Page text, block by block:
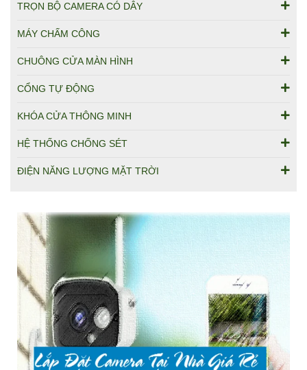
TRỌN BỘ CAMERA CÓ DÂY
MÁY CHẤM CÔNG
CHUÔNG CỬA MÀN HÌNH
CỔNG TỰ ĐỘNG
KHÓA CỬA THÔNG MINH
HỆ THỐNG CHỐNG SÉT
ĐIỆN NĂNG LƯỢNG MẶT TRỜI